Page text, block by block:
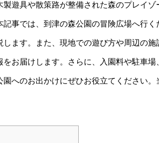
遊具や散策路が整備された森のプレイ
事では、到津の森公園の冒険広場へ行
ます。また、現地での遊び方や周辺の
お届けします。さらに、入園料や駐車
へのお出かけにぜひお役立てください